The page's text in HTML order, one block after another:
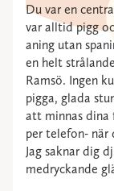
Du var en
var alltid pigg
aning utan
en helt
Ramsö. Ingen
pigga, glada
att minnas dina
per telefon- när
Jag saknar dig
medryckande